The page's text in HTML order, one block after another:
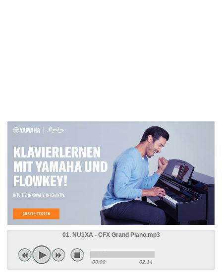
01. NU1XA - CFX Grand Piano.mp3
00:00 02:14